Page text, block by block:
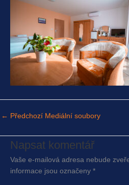
← Předchozí Mediální soubory
Napsat komentář
Vaše e-mailová adresa nebude
informace jsou označeny *